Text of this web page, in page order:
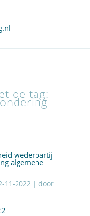
de tag:
wederpartij
algemene
11-2022| door